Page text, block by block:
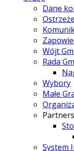
Dane
Wójt
Rada
Wybory
Małe
System